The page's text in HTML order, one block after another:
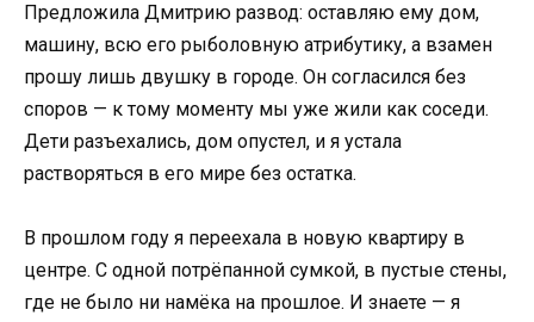
Предложила Дмитрию развод: оставляю ему дом,
машину, всю его рыболовную атрибутику, а взамен
прошу лишь двушку в городе. Он согласился без
споров — к тому моменту мы уже жили как соседи.
Дети разъехались, дом опустел, и я устала
растворяться в его мире без остатка.
В прошлом году я переехала в новую квартиру в
центре. С одной потрёпанной сумкой, в пустые стены,
где не было ни намёка на прошлое. И знаете — я